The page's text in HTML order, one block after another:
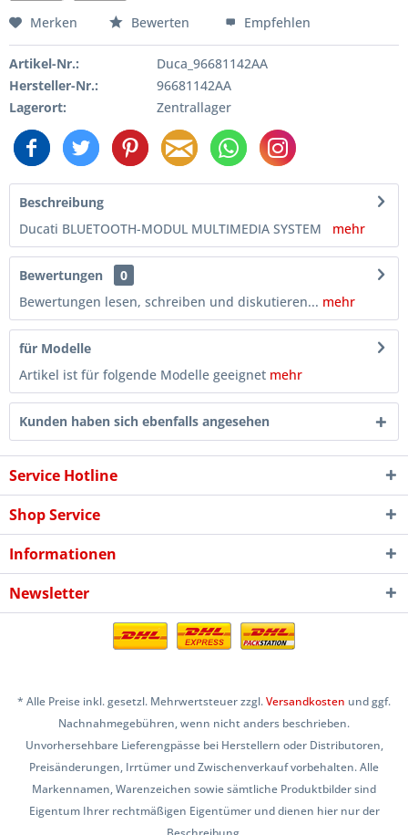
Merken Bewerten Empfehlen
Artikel-Nr.:
Duca_96681142AA
Hersteller-Nr.:
96681142AA
Lagerort:
Zentrallager
Beschreibung
Ducati BLUETOOTH-MODUL MULTIMEDIA SYSTEM mehr
Bewertungen
0
Bewertungen lesen, schreiben und diskutieren... mehr
für Modelle
Artikel ist für folgende Modelle geeignet mehr
Kunden haben sich ebenfalls angesehen
Service Hotline
Shop Service
Informationen
Newsletter
* Alle Preise inkl. gesetzl. Mehrwertsteuer zzgl.Versandkosten und ggf.
Nachnahmegebühren, wenn nicht anders beschrieben.
Unvorhersehbare Lieferengpässe bei Herstellern oder Distributoren,
Preisänderungen, Irrtümer und Zwischenverkauf vorbehalten. Alle
Markennamen, Warenzeichen sowie sämtliche Produktbilder sind
Eigentum Ihrer rechtmäßigen Eigentümer und dienen hier nur der